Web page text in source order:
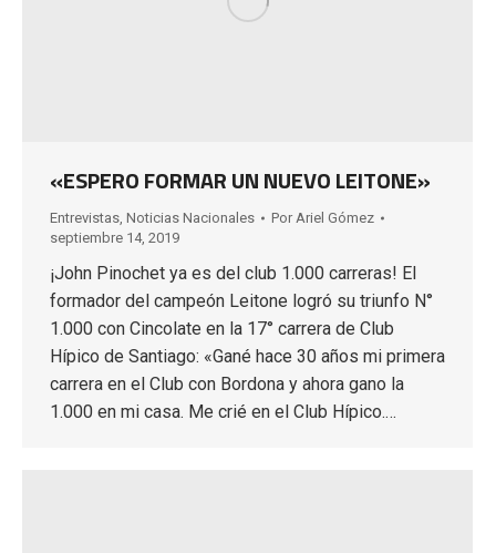
«ESPERO FORMAR UN NUEVO LEITONE»
Entrevistas, Noticias Nacionales Por Ariel Gómez
septiembre 14, 2019
¡John Pinochet ya es del club 1.000 carreras! El
formador del campeón Leitone logró su triunfo N°
1.000 con Cincolate en la 17° carrera de Club
Hípico de Santiago: «Gané hace 30 años mi primera
carrera en el Club con Bordona y ahora gano la
1.000 en mi casa. Me crié en el Club Hípico.…